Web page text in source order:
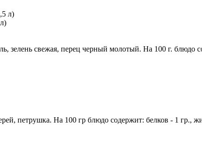
зелень свежая, перец черный молотый. На 100 г. блюдо
петрушка. На 100 гр блюдо содержит: белков - 1 гр.,